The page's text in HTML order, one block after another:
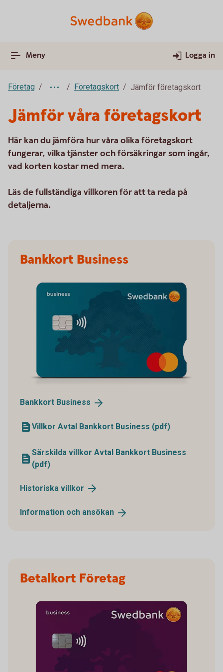
Meny Logga in
Företag Företagskort Jämför företagskort
Jämför våra företagskort
Här kan du jämföra hur våra olika företagskort
fungerar, vilka tjänster och försäkringar som ingår,
vad korten kostar med mera.
Läs de fullständiga villkoren för att ta reda på
detaljerna.
Bankkort Business
Bankkort Business
Villkor Avtal Bankkort Business (pdf)
Särskilda villkor Avtal Bankkort Business
(pdf)
Historiska villkor
Information och ansökan
Betalkort Företag